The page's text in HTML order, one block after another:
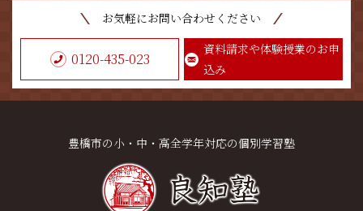
お気軽にお問い合わせください
0120-435-023
資料請求や体験授業のお申
込み
豊橋市の小・中・高全学年対応の個別学習塾